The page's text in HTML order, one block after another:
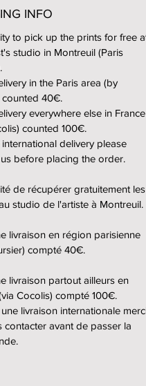
on a wooden frame.
of the work is written the
the exhibition and the place
as well as the dates of
+ signature of the artist.
:
to pick up the work for free
at the artist's studio.
in Paris area (by courier)
40€.
in the rest of France (by
counted 100€.
delivery, please
très grand format issu de
"Pop Icons", qui s'est
INFO
to pick up the prints for free
studio in Montreuil (Paris
in the Paris area (by
counted 40€.
everywhere else in France
counted 100€.
delivery please
before placing the order.
de récupérer gratuitement les
studio de l'artiste à Montreuil.
livraison en région parisienne
compté 40€.
livraison partout ailleurs en
Cocolis) compté 100€.
livraison internationale
contacter avant de passer la